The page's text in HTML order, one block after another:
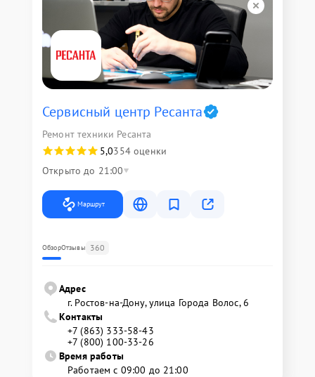
Сервисный центр Ресанта
Ремонт техники Ресанта
5,0354 оценки
Открыто до 21:00
Маршрут
ОбзорОтзывы 360
Адрес
г. Ростов-на-Дону, улица Города Волос, 6
Контакты
+7 (863) 333-58-43
+7 (800) 100-33-26
Время работы
Работаем с 09:00 до 21:00